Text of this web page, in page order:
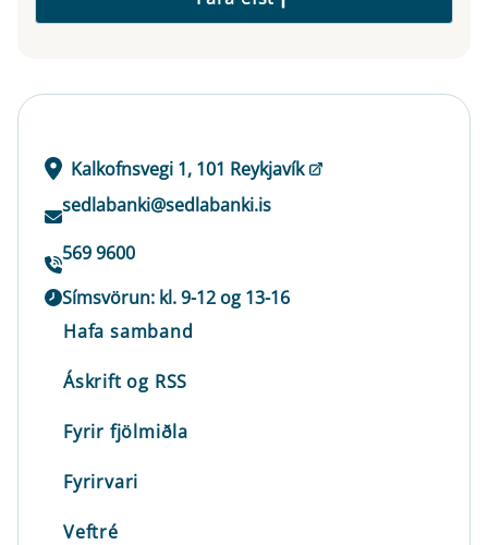
Kalkofnsvegi 1, 101 Reykjavík
sedlabanki@sedlabanki.is
569 9600
Símsvörun: kl. 9-12 og 13-16
Hafa samband
Áskrift og RSS
Fyrir fjölmiðla
Fyrirvari
Veftré